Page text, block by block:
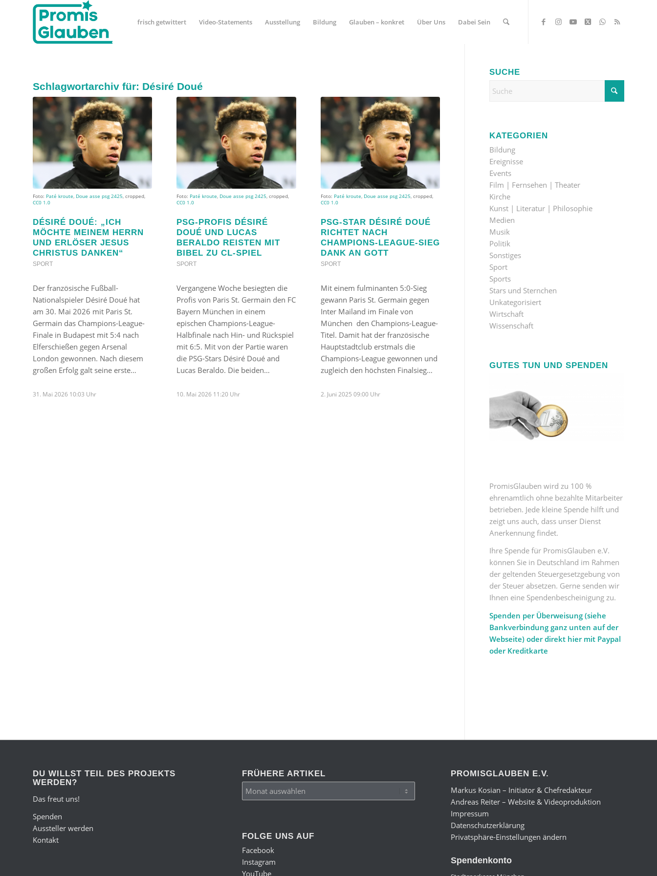
frisch getwittert Video-Statements Ausstellung Bildung Glauben – konkret Über Uns Dabei Sein
Schlagwortarchiv für: Désiré Doué
Foto: Paté kroute Doue asse psg 2425 , cropped,
CC0 1.0
DÉSIRÉ DOUÉ: „ICH
MÖCHTE MEINEM HERRN
UND ERLÖSER JESUS
CHRISTUS DANKEN“
SPORT
Der französische Fußball-
Nationalspieler Désiré Doué hat
am 30. Mai 2026 mit Paris St.
Germain das Champions-League-
Finale in Budapest mit 5:4 nach
Elferschießen gegen Arsenal
London gewonnen. Nach diesem
großen Erfolg galt seine erste…
31. Mai 2026 10:03 Uhr
Foto: Paté kroute Doue asse psg 2425 , cropped,
CC0 1.0
PSG-PROFIS DÉSIRÉ
DOUÉ UND LUCAS
BERALDO REISTEN MIT
BIBEL ZU CL-SPIEL
SPORT
Vergangene Woche besiegten die
Profis von Paris St. Germain den FC
Bayern München in einem
epischen Champions-League-
Halbfinale nach Hin- und Rückspiel
mit 6:5. Mit von der Partie waren
die PSG-Stars Désiré Doué and
Lucas Beraldo. Die beiden…
10. Mai 2026 11:20 Uhr
Foto: Paté kroute Doue asse psg 2425 , cropped,
CC0 1.0
PSG-STAR DÉSIRÉ DOUÉ
RICHTET NACH
CHAMPIONS-LEAGUE-SIEG
DANK AN GOTT
SPORT
Mit einem fulminanten 5:0-Sieg
gewann Paris St. Germain gegen
Inter Mailand im Finale von
München den Champions-League-
Titel. Damit hat der französische
Hauptstadtclub erstmals die
Champions-League gewonnen und
zugleich den höchsten Finalsieg…
2. Juni 2025 09:00 Uhr
SUCHE
KATEGORIEN
Bildung
Ereignisse
Events
Film | Fernsehen | Theater
Kirche
Kunst | Literatur | Philosophie
Medien
Musik
Politik
Sonstiges
Sport
Sports
Stars und Sternchen
Unkategorisiert
Wirtschaft
Wissenschaft
GUTES TUN UND SPENDEN
PromisGlauben wird zu 100 %
ehrenamtlich ohne bezahlte Mitarbeiter
betrieben. Jede kleine Spende hilft und
zeigt uns auch, dass unser Dienst
Anerkennung findet.
Ihre Spende für PromisGlauben e.V.
können Sie in Deutschland im Rahmen
der geltenden Steuergesetzgebung von
der Steuer absetzen. Gerne senden wir
Ihnen eine Spendenbescheinigung zu.
Spenden per Überweisung (siehe
Bankverbindung ganz unten auf der
Webseite) oder direkt hier mit Paypal
oder Kreditkarte
DU WILLST TEIL DES PROJEKTS
WERDEN?
Das freut uns!
Spenden
Aussteller werden
Kontakt
FRÜHERE ARTIKEL
FOLGE UNS AUF
Facebook
Instagram
YouTube
PROMISGLAUBEN E.V.
Markus Kosian – Initiator & Chefredakteur
Andreas Reiter – Website & Videoproduktion
Impressum
Datenschutzerklärung
Privatsphäre-Einstellungen ändern
Spendenkonto